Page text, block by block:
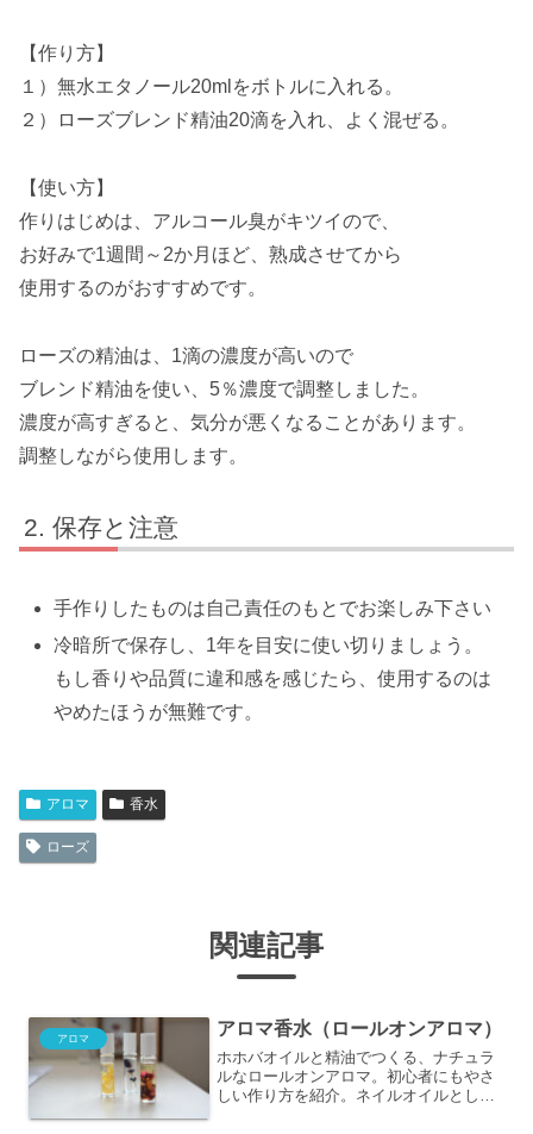
【作り方】
１）無水エタノール20mlをボトルに入れる。
２）ローズブレンド精油20滴を入れ、よく混ぜる。
【使い方】
作りはじめは、アルコール臭がキツイので、
お好みで1週間～2か月ほど、熟成させてから
使用するのがおすすめです。
ローズの精油は、1滴の濃度が高いので
ブレンド精油を使い、5％濃度で調整しました。
濃度が高すぎると、気分が悪くなることがあります。
調整しながら使用します。
保存と注意
手作りしたものは自己責任のもとでお楽しみ下さい
冷暗所で保存し、1年を目安に使い切りましょう。
もし香りや品質に違和感を感じたら、使用するのは
やめたほうが無難です。
アロマ 香水
ローズ
関連記事
アロマ アロマ香水（ロールオンアロマ）
ホホバオイルと精油でつくる、ナチュラ
ルなロールオンアロマ。初心者にもやさ
しい作り方を紹介。ネイルオイルとして